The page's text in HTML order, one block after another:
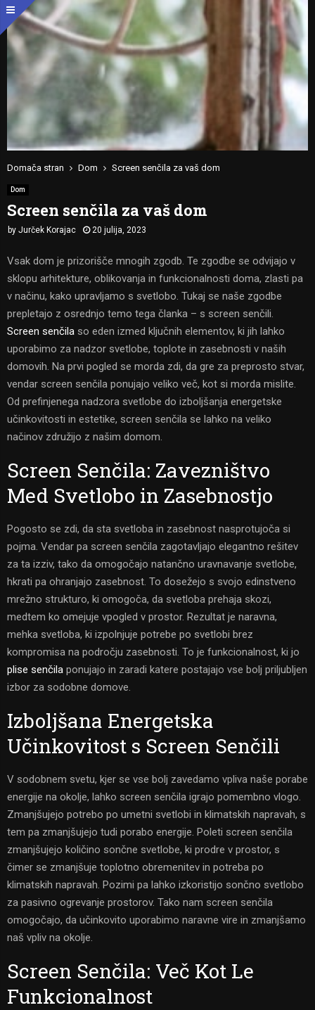
Domača stran Dom Screen senčila za vaš dom
Dom
Screen senčila za vaš dom
by Jurček Korajac 20 julija, 2023
Vsak dom je prizorišče mnogih zgodb. Te zgodbe se odvijajo v
sklopu arhitekture, oblikovanja in funkcionalnosti doma, zlasti pa
v načinu, kako upravljamo s svetlobo. Tukaj se naše zgodbe
prepletajo z osrednjo temo tega članka – s screen senčili.
Screen senčila so eden izmed ključnih elementov, ki jih lahko
uporabimo za nadzor svetlobe, toplote in zasebnosti v naših
domovih. Na prvi pogled se morda zdi, da gre za preprosto stvar,
vendar screen senčila ponujajo veliko več, kot si morda mislite.
Od prefinjenega nadzora svetlobe do izboljšanja energetske
učinkovitosti in estetike, screen senčila se lahko na veliko
načinov združijo z našim domom.
Screen Senčila: Zavezništvo
Med Svetlobo in Zasebnostjo
Pogosto se zdi, da sta svetloba in zasebnost nasprotujoča si
pojma. Vendar pa screen senčila zagotavljajo elegantno rešitev
za ta izziv, tako da omogočajo natančno uravnavanje svetlobe,
hkrati pa ohranjajo zasebnost. To dosežejo s svojo edinstveno
mrežno strukturo, ki omogoča, da svetloba prehaja skozi,
medtem ko omejuje vpogled v prostor. Rezultat je naravna,
mehka svetloba, ki izpolnjuje potrebe po svetlobi brez
kompromisa na področju zasebnosti. To je funkcionalnost, ki jo
plise senčila ponujajo in zaradi katere postajajo vse bolj priljubljen
izbor za sodobne domove.
Izboljšana Energetska
Učinkovitost s Screen Senčili
V sodobnem svetu, kjer se vse bolj zavedamo vpliva naše porabe
energije na okolje, lahko screen senčila igrajo pomembno vlogo.
Zmanjšujejo potrebo po umetni svetlobi in klimatskih napravah, s
tem pa zmanjšujejo tudi porabo energije. Poleti screen senčila
zmanjšujejo količino sončne svetlobe, ki prodre v prostor, s
čimer se zmanjšuje toplotno obremenitev in potreba po
klimatskih napravah. Pozimi pa lahko izkoristijo sončno svetlobo
za pasivno ogrevanje prostorov. Tako nam screen senčila
omogočajo, da učinkovito uporabimo naravne vire in zmanjšamo
naš vpliv na okolje.
Screen Senčila: Več Kot Le
Funkcionalnost